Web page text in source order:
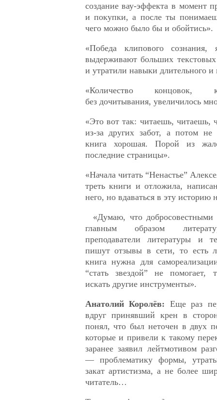
создание вау-эффекта в момент
и покупки, а после ты
чего можно было бы и обойтись».
«Победа клипового
выдерживают больших
и утратили навыки длительного и
«Количество концовок,
без дочитывания, увеличилось
«Это вот так: читаешь,
из-за других забот, а потом не
книга хорошая. Порой из
последние страницы».
«Начала читать “Ненастье”
треть книги и отложила,
него, но вдаваться в эту историю
«Думаю, что добросовестными
главным образом
преподаватели литературы и
пишут отзывы в сети, то есть
книга нужна для
“стать звездой” не помогает,
искать другие инструменты».
Анатолий Королёв: Еще раз
вдруг принявший крен в
понял, что был неточен в двух
которые и привели к такому
заранее заявил лейтмотивом
— проблематику формы,
закат артистизма, а не более
читатель…